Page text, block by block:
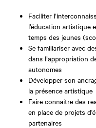
Faciliter
l’éducation artistique
temps des jeunes
Se familiariser avec
dans l’appropriation
autonomes
Développer son
la présence artistique
Faire connaitre des
en place de projets
partenaires